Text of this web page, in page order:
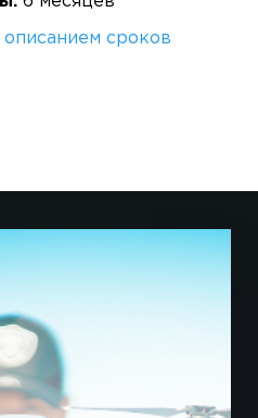
сроков